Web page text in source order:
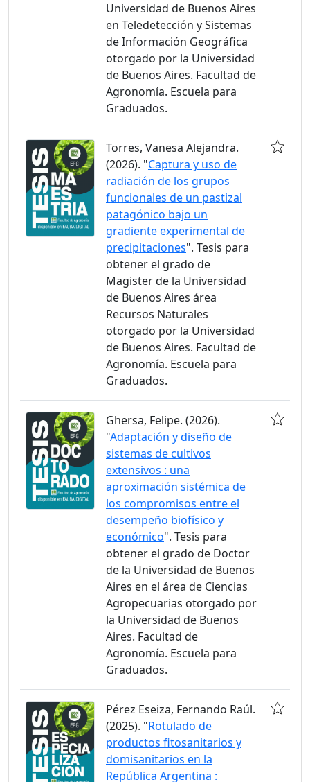
Universidad de Buenos Aires
en Teledetección y Sistemas
de Información Geográfica
otorgado por la Universidad
de Buenos Aires. Facultad de
Agronomía. Escuela para
Graduados.
Torres, Vanesa Alejandra.
(2026). "Captura y uso de
radiación de los grupos
funcionales de un pastizal
patagónico bajo un
gradiente experimental de
precipitaciones". Tesis para
obtener el grado de
Magister de la Universidad
de Buenos Aires área
Recursos Naturales
otorgado por la Universidad
de Buenos Aires. Facultad de
Agronomía. Escuela para
Graduados.
Ghersa, Felipe. (2026).
"Adaptación y diseño de
sistemas de cultivos
extensivos : una
aproximación sistémica de
los compromisos entre el
desempeño biofísico y
económico". Tesis para
obtener el grado de Doctor
de la Universidad de Buenos
Aires en el área de Ciencias
Agropecuarias otorgado por
la Universidad de Buenos
Aires. Facultad de
Agronomía. Escuela para
Graduados.
Pérez Eseiza, Fernando Raúl.
(2025). "Rotulado de
productos fitosanitarios y
domisanitarios en la
República Argentina :